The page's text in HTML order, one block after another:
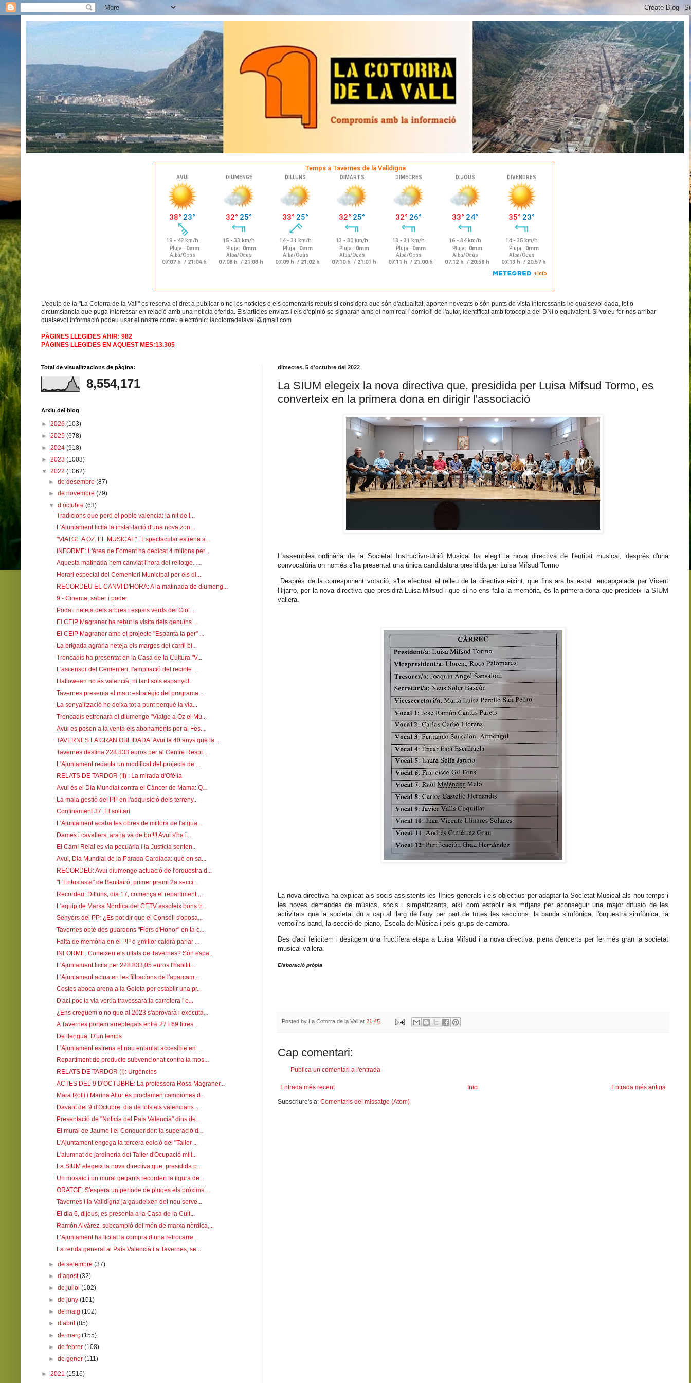
L'equip de la "La Cotorra de la Vall" es reserva el dret a publicar o no les noticies o els comentaris rebuts si considera que són d'actualitat, aporten novetats o són punts de vista interessants i/o qualsevol dada, fet o
circumstància que puga interessar en relació amb una noticia oferida. Els articles enviats i els d'opinió se signaran amb el nom real i domicili de l'autor, identificat amb fotocopia del DNI o equivalent. Si voleu fer-nos arribar
qualsevol informació podeu usar el nostre correu electrònic: lacotorradelavall@gmail.com
PÀGINES LLEGIDES AHIR: 982
PÀGINES LLEGIDES EN AQUEST MES:13.305
dimecres, 5 d’octubre del 2022
La SIUM elegeix la nova directiva que, presidida per Luisa Mifsud Tormo, es
converteix en la primera dona en dirigir l'associació
L'assemblea ordinària de la Societat Instructivo-Unió Musical ha elegit la nova directiva de l'entitat musical, després d'una
convocatòria on només s'ha presentat una única candidatura presidida per Luisa Mifsud Tormo
Després de la corresponent votació, s'ha efectuat el relleu de la directiva eixint, que fins ara ha estat encapçalada per Vicent
Hijarro, per la nova directiva que presidirà Luisa Mifsud i que si no ens falla la memòria, és la primera dona que presideix la SIUM
vallera.
La nova directiva ha explicat als socis assistents les línies generals i els objectius per adaptar la Societat Musical als nou temps i
les noves demandes de músics, socis i simpatitzants, així com establir els mitjans per aconseguir una major difusió de les
activitats que la societat du a cap al llarg de l'any per part de totes les seccions: la banda simfònica, l'orquestra simfònica, la
ventoli'ns band, la secció de piano, Escola de Música i pels grups de cambra.
Des d'ací felicitem i desitgem una fructífera etapa a Luisa Mifsud i la nova directiva, plena d'encerts per fer més gran la societat
musical vallera.
Elaboració pròpia
Posted by La Cotorra de la Vall at 21:45
Cap comentari:
Publica un comentari a l'entrada
Entrada més recent Entrada més antiga
Inici
Subscriure's a: Comentaris del missatge (Atom)
Total de visualitzacions de pàgina:
8,554,171
Arxiu del blog
► 2026 (103)
► 2025 (678)
► 2024 (918)
► 2023 (1003)
▼ 2022 (1062)
►de desembre(87)
►de novembre(79)
▼d’octubre(63)
Tradicions que perd el poble valencia: la nit de l...
L'Ajuntament licita la instal·lació d'una nova zon...
"VIATGE A OZ. EL MUSICAL" : Espectacular estrena a...
INFORME: L'àrea de Foment ha dedicat 4 milions per...
Aquesta matinada hem canviat l'hora del rellotge. ...
Horari especial del Cementeri Municipal per els di...
RECORDEU EL CANVI D'HORA: A la matinada de diumeng...
9 - Cinema, saber i poder
Poda i neteja dels arbres i espais verds del Clot ...
El CEIP Magraner ha rebut la visita dels genuïns ...
El CEIP Magraner amb el projecte "Espanta la por" ...
La brigada agrària neteja els marges del carril bi...
Trencadís ha presentat en la Casa de la Cultura "V...
L'ascensor del Cementeri, l'ampliació del recinte ...
Halloween no és valencià, ni tant sols espanyol.
Tavernes presenta el marc estratègic del programa ...
La senyalització ho deixa tot a punt perquè la via...
Trencadís estrenarà el diumenge "Viatge a Oz el Mu...
Avui es posen a la venta els abonaments per al Fes...
TAVERNES LA GRAN OBLIDADA: Avui fa 40 anys que la ...
Tavernes destina 228.833 euros per al Centre Respi...
L'Ajuntament redacta un modificat del projecte de ...
RELATS DE TARDOR (II) : La mirada d'Ofèlia
Avui és el Dia Mundial contra el Càncer de Mama: Q...
La mala gestió del PP en l'adquisició dels terreny...
Confinament 37: El solitari
L'Ajuntament acaba les obres de millora de l'aigua...
Dames i cavallers, ara ja va de bo!!!! Avui s'ha i...
El Camí Reial es via pecuària i la Justícia senten...
Avui, Dia Mundial de la Parada Cardíaca: què en sa...
RECORDEU: Avui diumenge actuació de l'orquestra d...
"L'Entusiasta" de Benifairó, primer premi 2a secci...
Recordeu: Dilluns, dia 17, comença el repartiment ...
L'equip de Marxa Nòrdica del CETV assoleix bons tr...
Senyors del PP: ¿Es pot dir que el Consell s'oposa...
Tavernes obté dos guardons "Flors d'Honor" en la c...
Falta de memòria en el PP o ¿millor caldrà parlar ...
INFORME: Coneixeu els ullals de Tavernes? Són espa...
L'Ajuntament licita per 228.833,05 euros l'habilit...
L'Ajuntament actua en les filtracions de l'aparcam...
Costes aboca arena a la Goleta per establir una pr...
D'ací poc la via verda travessarà la carretera i e...
¿Ens creguem o no que al 2023 s'aprovarà i executa...
A Tavernes portem arreplegats entre 27 i 69 litres...
De llengua: D'un temps
L'Ajuntament estrena el nou entaulat accesible en ...
Repartiment de producte subvencionat contra la mos...
RELATS DE TARDOR (I): Urgències
ACTES DEL 9 D'OCTUBRE: La professora Rosa Magraner...
Mara Rolli i Marina Altur es proclamen campiones d...
Davant del 9 d'Octubre, dia de tots els valencians...
Presentació de "Notícia del País Valencià" dins de...
El mural de Jaume I el Conqueridor: la superació d...
L'Ajuntament engega la tercera edició del "Taller ...
L'alumnat de jardineria del Taller d'Ocupació mill...
La SIUM elegeix la nova directiva que, presidida p...
Un mosaic i un mural gegants recorden la figura de...
ORATGE: S'espera un període de pluges els pròxims ...
Tavernes i la Valldigna ja gaudeixen del nou serve...
El dia 6, dijous, es presenta a la Casa de la Cult...
Ramón Alvàrez, subcampió del món de marxa nòrdica,...
L’Ajuntament ha licitat la compra d’una retrocarre...
La renda general al País Valencià i a Tavernes, se...
►de setembre(37)
►d’agost(32)
►de juliol(102)
►de juny(101)
►de maig(102)
►d’abril(85)
►de març(155)
►de febrer(108)
►de gener(111)
► 2021 (1516)